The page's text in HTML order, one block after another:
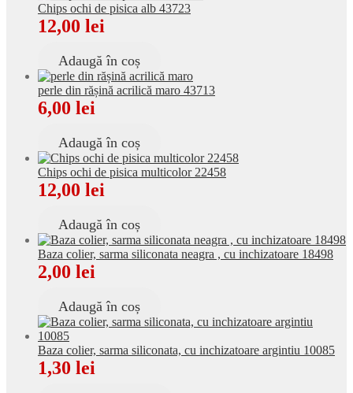
Chips ochi de pisica alb 43723
12,00 lei
Adaugă în coș
perle din rășină acrilică maro 43713
6,00 lei
Adaugă în coș
Chips ochi de pisica multicolor 22458
12,00 lei
Adaugă în coș
Baza colier, sarma siliconata neagra , cu inchizatoare 18498
2,00 lei
Adaugă în coș
Baza colier, sarma siliconata, cu inchizatoare argintiu 10085
1,30 lei